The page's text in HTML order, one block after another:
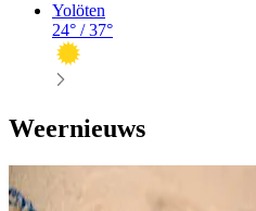
Yolöten
24° /37°
Weernieuws